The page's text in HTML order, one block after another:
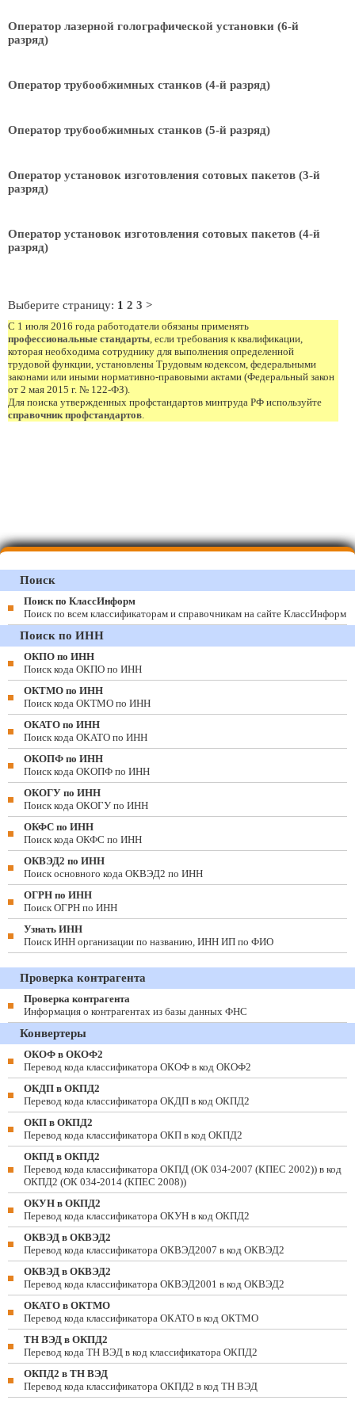
Оператор лазерной голографической установки (6-й
разряд)
Оператор трубообжимных станков (4-й разряд)
Оператор трубообжимных станков (5-й разряд)
Оператор установок изготовления сотовых пакетов (3-й
разряд)
Оператор установок изготовления сотовых пакетов (4-й
разряд)
Выберите страницу: 1 2 3 >
С 1 июля 2016 года работодатели обязаны применять
профессиональные стандарты, если требования к квалификации,
которая необходима сотруднику для выполнения определенной
трудовой функции, установлены Трудовым кодексом, федеральными
законами или иными нормативно-правовыми актами (Федеральный закон
от 2 мая 2015 г. № 122-ФЗ).
Для поиска утвержденных профстандартов минтруда РФ используйте
справочник профстандартов.
Поиск
Поиск по КлассИнформ
Поиск по всем классификаторам и справочникам на сайте КлассИнформ
Поиск по ИНН
ОКПО по ИНН
Поиск кода ОКПО по ИНН
ОКТМО по ИНН
Поиск кода ОКТМО по ИНН
ОКАТО по ИНН
Поиск кода ОКАТО по ИНН
ОКОПФ по ИНН
Поиск кода ОКОПФ по ИНН
ОКОГУ по ИНН
Поиск кода ОКОГУ по ИНН
ОКФС по ИНН
Поиск кода ОКФС по ИНН
ОКВЭД2 по ИНН
Поиск основного кода ОКВЭД2 по ИНН
ОГРН по ИНН
Поиск ОГРН по ИНН
Узнать ИНН
Поиск ИНН организации по названию, ИНН ИП по ФИО
Проверка контрагента
Проверка контрагента
Информация о контрагентах из базы данных ФНС
Конвертеры
ОКОФ в ОКОФ2
Перевод кода классификатора ОКОФ в код ОКОФ2
ОКДП в ОКПД2
Перевод кода классификатора ОКДП в код ОКПД2
ОКП в ОКПД2
Перевод кода классификатора ОКП в код ОКПД2
ОКПД в ОКПД2
Перевод кода классификатора ОКПД (ОК 034-2007 (КПЕС 2002)) в код
ОКПД2 (ОК 034-2014 (КПЕС 2008))
ОКУН в ОКПД2
Перевод кода классификатора ОКУН в код ОКПД2
ОКВЭД в ОКВЭД2
Перевод кода классификатора ОКВЭД2007 в код ОКВЭД2
ОКВЭД в ОКВЭД2
Перевод кода классификатора ОКВЭД2001 в код ОКВЭД2
ОКАТО в ОКТМО
Перевод кода классификатора ОКАТО в код ОКТМО
ТН ВЭД в ОКПД2
Перевод кода ТН ВЭД в код классификатора ОКПД2
ОКПД2 в ТН ВЭД
Перевод кода классификатора ОКПД2 в код ТН ВЭД